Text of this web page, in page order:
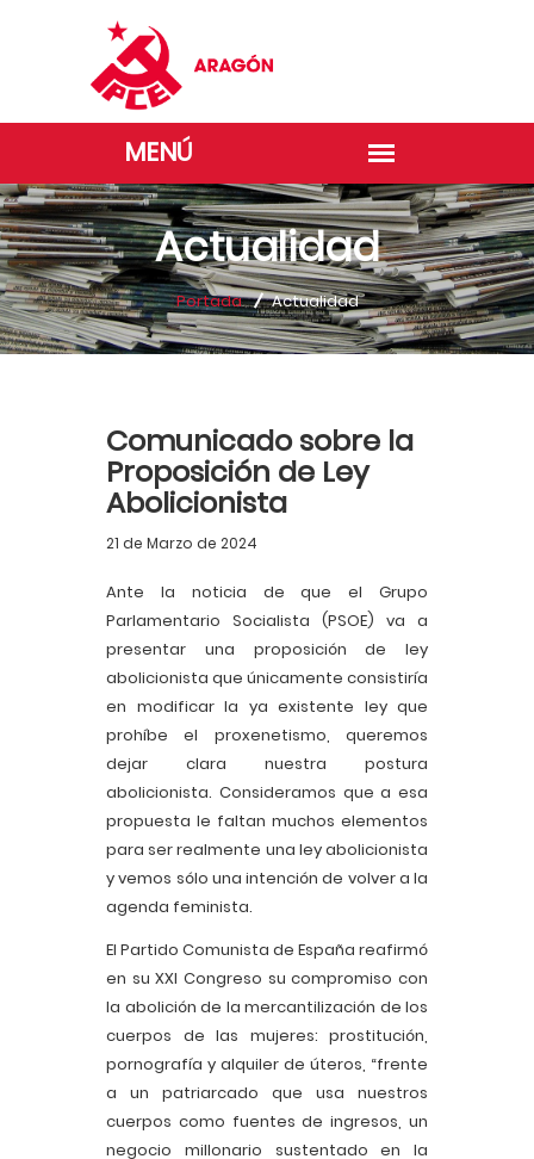
Actualidad
Portada Actualidad
Comunicado sobre la
Proposición de Ley
Abolicionista
21 de Marzo de 2024
Ante la noticia de que el Grupo
Parlamentario Socialista (PSOE) va a
presentar una proposición de ley
abolicionista que únicamente consistiría
en modificar la ya existente ley que
prohíbe el proxenetismo, queremos
dejar clara nuestra postura
abolicionista. Consideramos que a esa
propuesta le faltan muchos elementos
para ser realmente una ley abolicionista
y vemos sólo una intención de volver a la
agenda feminista.
El Partido Comunista de España reafirmó
en su XXI Congreso su compromiso con
la abolición de la mercantilización de los
cuerpos de las mujeres: prostitución,
pornografía y alquiler de úteros, “frente
a un patriarcado que usa nuestros
cuerpos como fuentes de ingresos, un
negocio millonario sustentado en la